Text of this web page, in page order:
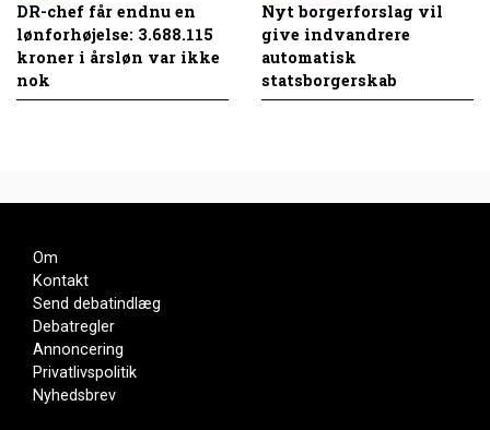
DR-chef får endnu en
lønforhøjelse: 3.688.115
kroner i årsløn var ikke
nok
Nyt borgerforslag vil
give indvandrere
automatisk
statsborgerskab
Om
Kontakt
Send debatindlæg
Debatregler
Annoncering
Privatlivspolitik
Nyhedsbrev